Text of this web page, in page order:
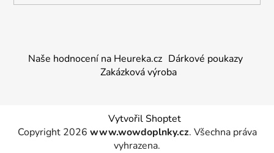
Naše hodnocení na Heureka.cz Dárkové poukazy
Zakázková výroba
Vytvořil Shoptet
Copyright 2026 www.wowdoplnky.cz. Všechna práva
vyhrazena.